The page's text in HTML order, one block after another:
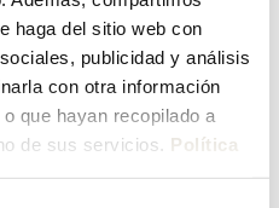
haga del sitio web con
publicidad y análisis
con otra información
que hayan recopilado a
de sus servicios. Política